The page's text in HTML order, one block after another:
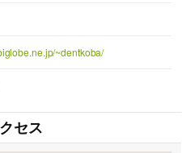
~dentkoba/
セス